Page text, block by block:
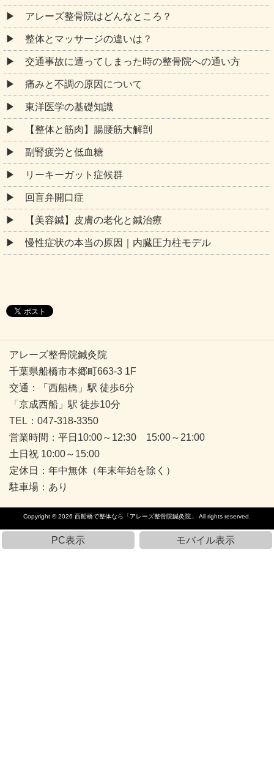
【整体と筋肉】腸腰筋大解剖
副腎疲労と低血糖
リーキーガット症候群
回盲弁開口症
【美容鍼】皮膚の老化と鍼治療
慢性症状の本当の原因｜内臓圧力柱モデル
アレーズ整骨院鍼灸院
千葉県船橋市本郷町663-3 1F
TEL：047-318-3350
土日祝 10:00～15:00
定休日：年中無休（年末年始を除く）
駐車場：あり
Copyright © 2026西船橋で整体なら「アレーズ整骨院鍼灸院」
PC表示